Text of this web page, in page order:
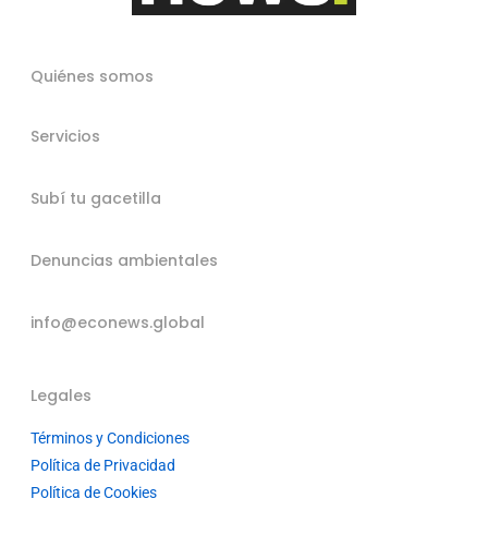
Quiénes somos
Servicios
Subí tu gacetilla
Denuncias ambientales
info@econews.global
Legales
Términos y Condiciones
Política de Privacidad
Política de Cookies